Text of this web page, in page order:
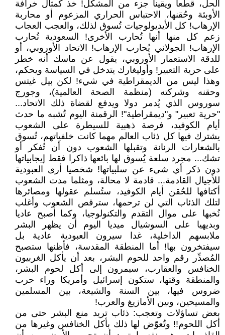
الحل، قطعا ويقينا جزء من المشكل! خذ كمثال خرافة
الأوبئة وحُقنها، الاحتباس الحراري المزعوم أو محاربة
الإرهاب! كل الأيديولوجيات تُسوق لذلك، والعجب العجاب
زعم كل منها أنها تُحارب الأخرى! السعودية تُحارب
الإرهاب! الجولاني يُحارب الإرهاب! الاتحاد الأوروبي، أو
للدقة الاستعمار الأوروبي، يقول عن ماسك أنه خطر
على حرية التعبير! وأوليغارك يتدخل في السياسة ويحكم،
وهذا ليس من الديمقراطية في شيء! لكن بيل غيتس
وحقنه وشركته (منظمة الصحة العالمية)، وجورج
سوروس الذي يُدمر دولا ويدفع لقضاة ذلك الاتحاد...
"حرية تعبير" و"ديمقراطية"! الرقمنة اليوم تُشبه ما حدث
أيام الكوفيد، فرصة ذهبية للسيطرة على الشعوب
يشترك فيها كل ذئاب العالم مهما كانت خلفياتهم، تُسوق
بالشعارات الرنانة وتقبلها الشعوب دون أن تُفكر أو
تشك... مجرد سلعة يُسوق لها بائعها ذاكرا فقط إيجابياتها
دون ذكر أي شيء عن سلبياتها! شخصيا أرى العبودية
للأجيال القادمة... قادمة لا محالة، ومثلما مدت الشعوب
أكتافها للحُقن أيام الكوفيد، ستُسلم عقولها ومصائرها
لتلك الذئاب التي لن ترحمها، سترقص الشعوب وأغلب
نُخبها على موال التقدم والتكنولوجيا، وكما أصبح عاديا
وبديهيا على السوشيال ميديا اليوم أن يظهر البشر
ملابسهم الداخلية، غدا سيرون العبودية عادية بل
سيفتخرون بها! أما المنطقة المقدسة، فأظنها ستصبح
المُصدِّر رقم واحد للحوم البشر، بعد أن يأكل الغربيون
الخنافس والعقارب، سيمرون إلى أكل لحوم البشر،
والمنطقة وقتها، ستكون إسرائيل وأمريكا وراء حرب
ضروس فيها، بين السنة والشيعة، بين المسلمين
والمسيحين، وبين الأمازيغ والعرب!
بعض تساؤلات وتعجب: ذئاب تريد منع البشر حتى من
أكل اللحوم!! وتُعوّض لها ذلك بأكل الخنافس وغيرها من